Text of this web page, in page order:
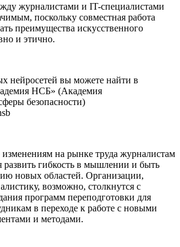
журналистами и IT-специалистами
поскольку совместная работа
преимущества искусственного
и этично.
нейросетей вы можете найти в
НСБ» (Академия
безопасности)
на рынке труда журналистам
развить гибкость в мышлении и быть
новых областей. Организации,
возможно, столкнутся с
программ переподготовки для
в переходе к работе с новыми
и методами.